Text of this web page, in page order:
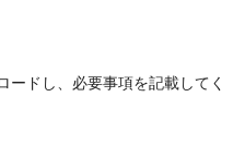
ードし、必要事項を記載してく